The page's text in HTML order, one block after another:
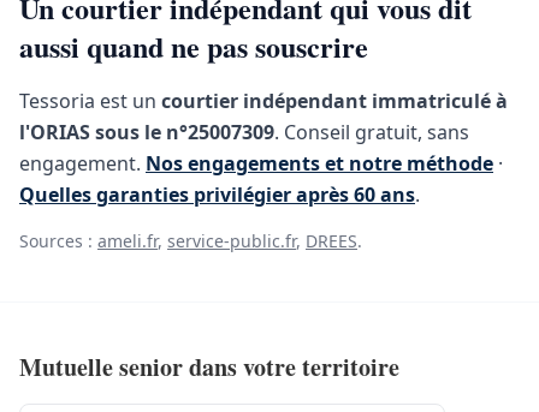
aussi quand ne pas souscrire
Tessoria est un courtier indépendant immatriculé à
l'ORIAS sous le n°25007309. Conseil gratuit, sans
engagement. Nos engagements et notre méthode ·
Quelles garanties privilégier après 60 ans.
Sources : ameli.fr, service-public.fr, DREES.
Mutuelle senior dans votre territoire